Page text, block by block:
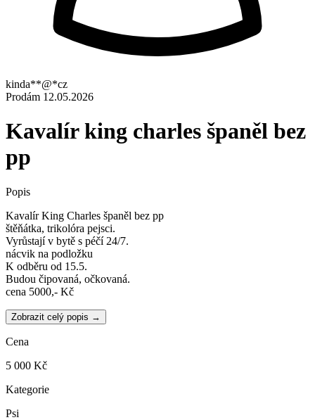
kinda**@*cz
Prodám 12.05.2026
Kavalír king charles španěl bez
pp
Popis
Kavalír King Charles španěl bez pp
štěňátka, trikolóra pejsci.
Vyrůstají v bytě s péčí 24/7.
nácvik na podložku
K odběru od 15.5.
Budou čipovaná, očkovaná.
cena 5000,- Kč
Zobrazit celý popis →
Cena
5 000 Kč
Kategorie
Psi